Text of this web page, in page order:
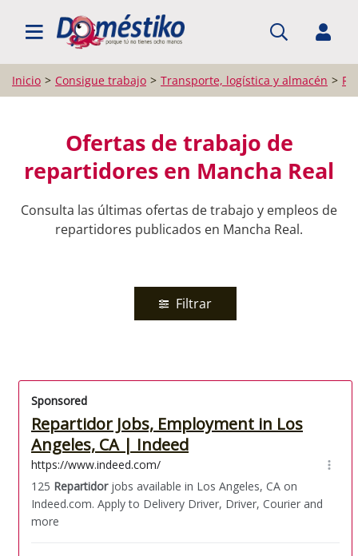
BUSCAR EMPLEO
Inicio Consigue trabajo Transporte, logística y almacén
Ofertas de trabajo de
repartidores en Mancha Real
Consulta las últimas ofertas de trabajo y empleos de
repartidores publicados en Mancha Real.
Filtrar